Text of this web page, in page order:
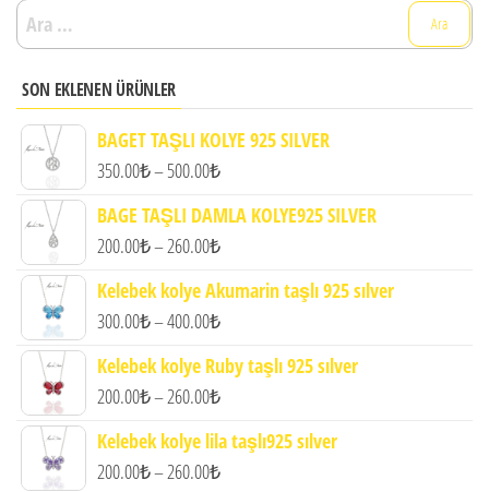
sayfasından
seçilebilir
Arama:
SON EKLENEN ÜRÜNLER
BAGET TAŞLI KOLYE 925 SILVER
350.00₺–500.00₺Fiyat
350.00₺
500.00₺
BAGE TAŞLI DAMLA KOLYE925 SILVER
200.00₺–260.00₺Fiyat
200.00₺
260.00₺
Kelebek kolye Akumarin taşlı 925 sılver
300.00₺–400.00₺Fiyat
300.00₺
400.00₺
Kelebek kolye Ruby taşlı 925 sılver
200.00₺–260.00₺Fiyat
200.00₺
Kelebek kolye lila taşlı925 sılver
200.00₺–260.00₺Fiyat